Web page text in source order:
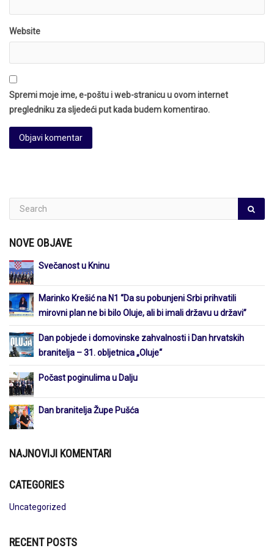
Website
Spremi moje ime, e-poštu i web-stranicu u ovom internet
pregledniku za sljedeći put kada budem komentirao.
NOVE OBJAVE
Svečanost u Kninu
Marinko Krešić na N1 “Da su pobunjeni Srbi prihvatili
mirovni plan ne bi bilo Oluje, ali bi imali državu u državi”
Dan pobjede i domovinske zahvalnosti i Dan hrvatskih
branitelja – 31. obljetnica „Oluje“
Počast poginulima u Dalju
Dan branitelja Župe Pušća
NAJNOVIJI KOMENTARI
CATEGORIES
Uncategorized
RECENT POSTS